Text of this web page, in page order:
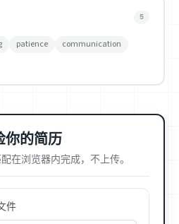
5
patience
communication
你的简历
在浏览器内完成，不上传。
件